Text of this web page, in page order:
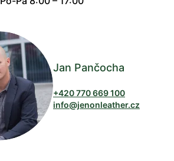
Jan Pančocha
+420 770 669 100
info@jenonleather.cz